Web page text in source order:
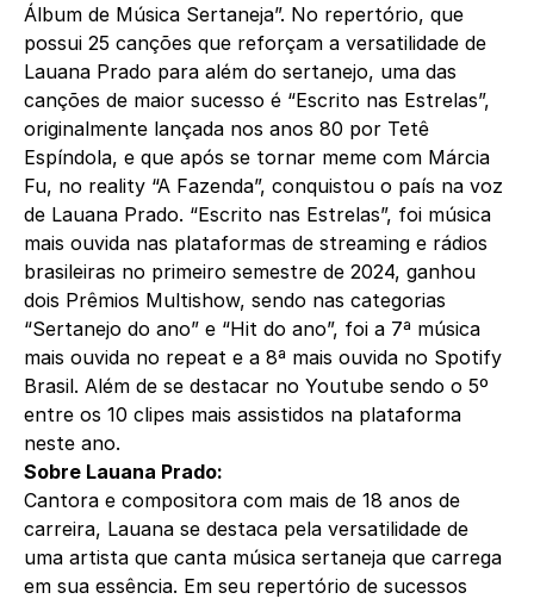
Álbum de Música Sertaneja”. No repertório, que
possui 25 canções que reforçam a versatilidade de
Lauana Prado para além do sertanejo, uma das
canções de maior sucesso é “Escrito nas Estrelas”,
originalmente lançada nos anos 80 por Tetê
Espíndola, e que após se tornar meme com Márcia
Fu, no reality “A Fazenda”, conquistou o país na voz
de Lauana Prado. “Escrito nas Estrelas”, foi música
mais ouvida nas plataformas de streaming e rádios
brasileiras no primeiro semestre de 2024, ganhou
dois Prêmios Multishow, sendo nas categorias
“Sertanejo do ano” e “Hit do ano”, foi a 7ª música
mais ouvida no repeat e a 8ª mais ouvida no Spotify
Brasil. Além de se destacar no Youtube sendo o 5º
entre os 10 clipes mais assistidos na plataforma
neste ano.
Sobre Lauana Prado:
Cantora e compositora com mais de 18 anos de
carreira, Lauana se destaca pela versatilidade de
uma artista que canta música sertaneja que carrega
em sua essência. Em seu repertório de sucessos